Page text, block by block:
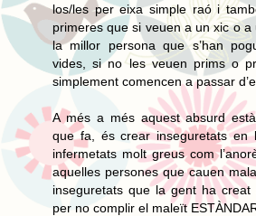
los/les per eixa simple raó i
primeres que si veuen a un xic o
la millor persona que s’han
vides, si no les veuen prims o
simplement comencen a passar
A més a més aquest absurd
que fa, és crear inseguretats en
infermetats molt greus com
aquelles persones que cauen
inseguretats que la gent ha creat
per no complir el maleït